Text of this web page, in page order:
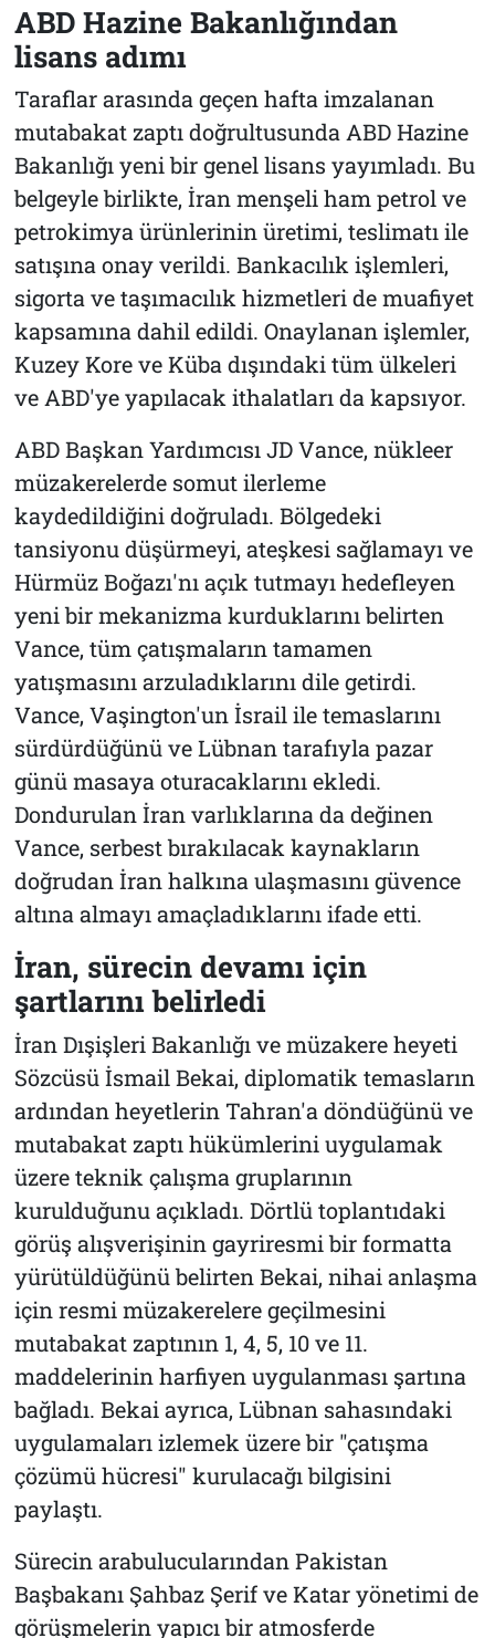
ABD Hazine Bakanlığından
lisans adımı
Taraflar arasında geçen hafta imzalanan
mutabakat zaptı doğrultusunda ABD Hazine
Bakanlığı yeni bir genel lisans yayımladı. Bu
belgeyle birlikte, İran menşeli ham petrol ve
petrokimya ürünlerinin üretimi, teslimatı ile
satışına onay verildi. Bankacılık işlemleri,
sigorta ve taşımacılık hizmetleri de muafiyet
kapsamına dahil edildi. Onaylanan işlemler,
Kuzey Kore ve Küba dışındaki tüm ülkeleri
ve ABD'ye yapılacak ithalatları da kapsıyor.
ABD Başkan Yardımcısı JD Vance, nükleer
müzakerelerde somut ilerleme
kaydedildiğini doğruladı. Bölgedeki
tansiyonu düşürmeyi, ateşkesi sağlamayı ve
Hürmüz Boğazı'nı açık tutmayı hedefleyen
yeni bir mekanizma kurduklarını belirten
Vance, tüm çatışmaların tamamen
yatışmasını arzuladıklarını dile getirdi.
Vance, Vaşington'un İsrail ile temaslarını
sürdürdüğünü ve Lübnan tarafıyla pazar
günü masaya oturacaklarını ekledi.
Dondurulan İran varlıklarına da değinen
Vance, serbest bırakılacak kaynakların
doğrudan İran halkına ulaşmasını güvence
altına almayı amaçladıklarını ifade etti.
İran, sürecin devamı için
şartlarını belirledi
İran Dışişleri Bakanlığı ve müzakere heyeti
Sözcüsü İsmail Bekai, diplomatik temasların
ardından heyetlerin Tahran'a döndüğünü ve
mutabakat zaptı hükümlerini uygulamak
üzere teknik çalışma gruplarının
kurulduğunu açıkladı. Dörtlü toplantıdaki
görüş alışverişinin gayriresmi bir formatta
yürütüldüğünü belirten Bekai, nihai anlaşma
için resmi müzakerelere geçilmesini
mutabakat zaptının 1, 4, 5, 10 ve 11.
maddelerinin harfiyen uygulanması şartına
bağladı. Bekai ayrıca, Lübnan sahasındaki
uygulamaları izlemek üzere bir "çatışma
çözümü hücresi" kurulacağı bilgisini
paylaştı.
Sürecin arabulucularından Pakistan
Başbakanı Şahbaz Şerif ve Katar yönetimi de
görüşmelerin yapıcı bir atmosferde